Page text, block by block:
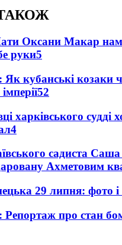
Оксани Макар
руки5
Як кубанські козаки
52
харківського судді
4
садиста
Ахметовим
29 липня: фото і
Репортаж про стан